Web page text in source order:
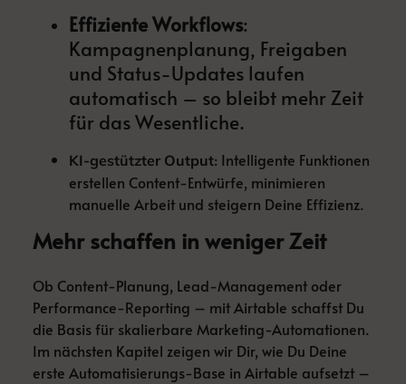
Effiziente Workflows:
Kampagnenplanung, Freigaben
und Status-Updates laufen
automatisch – so bleibt mehr Zeit
für das Wesentliche.
KI-gestützter Output: Intelligente Funktionen
erstellen Content-Entwürfe, minimieren
manuelle Arbeit und steigern Deine Effizienz.
Mehr schaffen in weniger Zeit
Ob Content-Planung, Lead-Management oder
Performance-Reporting – mit Airtable schaffst Du
die Basis für skalierbare Marketing-Automationen.
Im nächsten Kapitel zeigen wir Dir, wie Du Deine
erste Automatisierungs-Base in Airtable aufsetzt –